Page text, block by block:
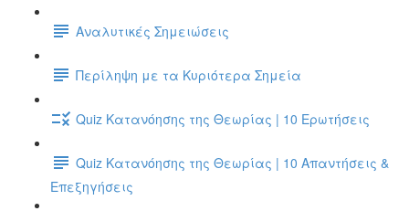
Αναλυτικές Σημειώσεις
Περίληψη με τα Κυριότερα Σημεία
Quiz Κατανόησης της Θεωρίας | 10 Ερωτήσεις
Quiz Κατανόησης της Θεωρίας | 10 Απαντήσεις &
Επεξηγήσεις